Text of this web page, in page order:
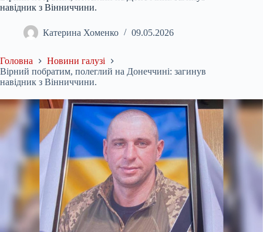
навідник з Вінниччини.
Катерина Хоменко 09.05.2026
Головна
Новини галузі
Вірний побратим, полеглий на Донеччині: загинув
навідник з Вінниччини.